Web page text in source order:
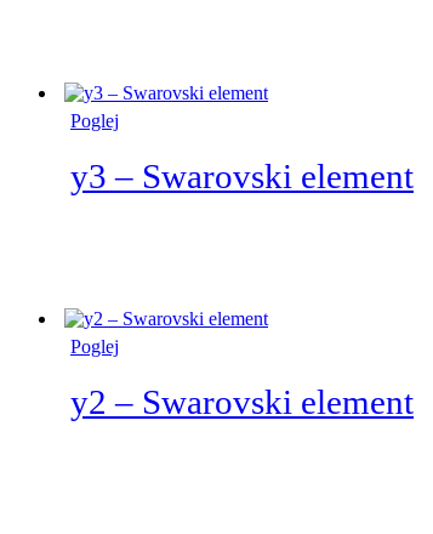
Poglej
y3 – Swarovski element
Poglej
y2 – Swarovski element